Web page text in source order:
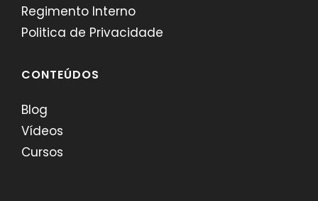
Regimento Interno
Politica de Privacidade
CONTEÚDOS
Blog
Vídeos
Cursos